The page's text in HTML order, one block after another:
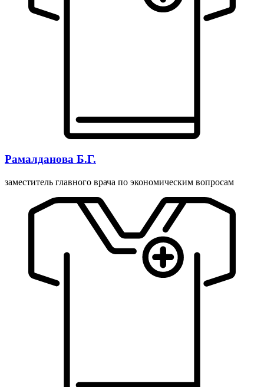
Рамалданова Б.Г.
заместитель главного врача по экономическим вопросам